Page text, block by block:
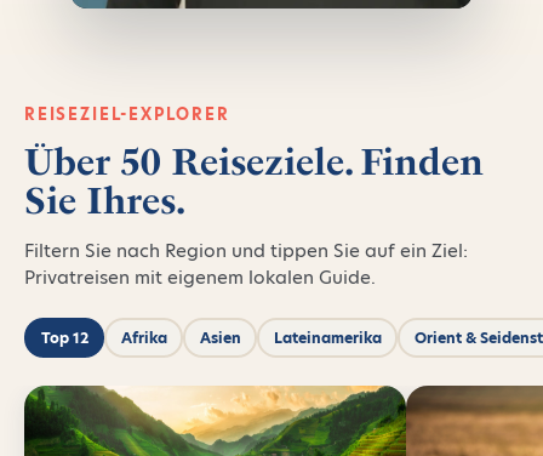
REISEZIEL-EXPLORER
Über 50 Reiseziele. Finden
Sie Ihres.
Filtern Sie nach Region und tippen Sie auf ein Ziel:
Privatreisen mit eigenem lokalen Guide.
Top 12 Afrika Asien Lateinamerika Orient &